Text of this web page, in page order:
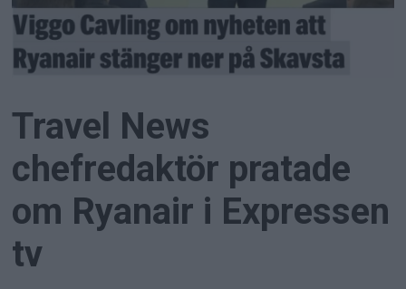
Travel News
chefredaktör pratade
om Ryanair i Expressen
tv